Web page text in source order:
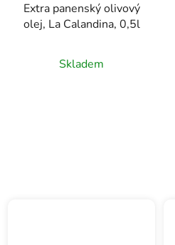
Extra panenský olivový
olej, La Calandina, 0,5l
Skladem